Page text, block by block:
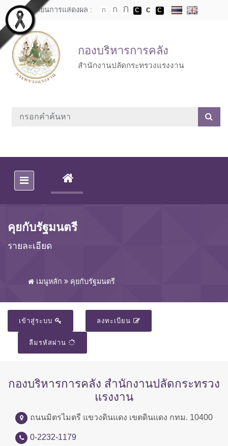
Skip to main content
เปลี่ยนการแสดงผล :
กองบริหารการคลัง
สำนักงานปลัดกระทรวงแรงงาน
(CURRENT)
คุยกับรัฐมนตรี
รายละเอียด
เมนูหลัก คุยกับรัฐมนตรี
เข้าสู่ระบบ ลงทะเบียน
ลืมรหัสผ่าน
กองบริหารการคลัง สำนักงานปลัดกระทรวง
แรงงาน
ถนนมิตรไมตรี แขวงดินแดง เขตดินแดง กทม. 10400
0-2232-1179